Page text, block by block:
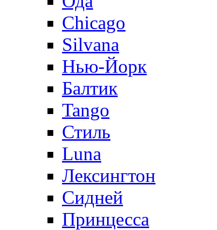
Chicago
Silvana
Нью-Йорк
Балтик
Tango
Стиль
Luna
Лексингтон
Сидней
Принцесса